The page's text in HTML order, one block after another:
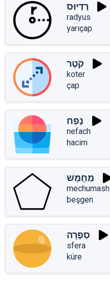
רַדְיוּס
radyus
yarıçap
קֹטֶר
koter
çap
נֶפַח
nefach
hacim
מְחֻמָּשׁ
mechumash
beşgen
סְפֶרָה
sfera
küre